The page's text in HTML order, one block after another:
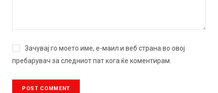
Зачувај го моето име, е-маил и веб страна во овој
пребарувач за следниот пат кога ќе коментирам.